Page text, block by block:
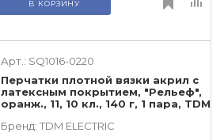
В КОРЗИНУ
Арт.: SQ1016-0220
Перчатки плотной вязки акрил с
латексным покрытием, "Рельеф",
оранж., 11, 10 кл., 140 г, 1 пара, TDM
Бренд: TDM ЕLECTRIC